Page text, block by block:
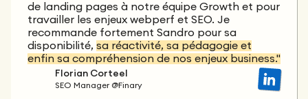
de landing pages à notre équipe Growth et pour
travailler les enjeux webperf et SEO. Je
recommande fortement Sandro pour sa
disponibilité, sa réactivité, sa pédagogie et
enfin sa compréhension de nos enjeux business."
Florian Corteel
SEO Manager @Finary